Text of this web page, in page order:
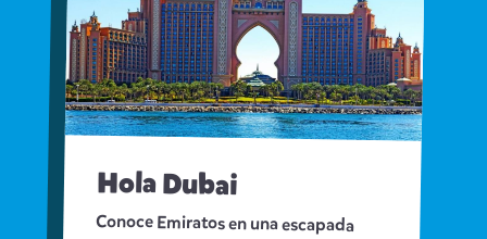
Hola Dubai
Conoce Emiratos en una escapada